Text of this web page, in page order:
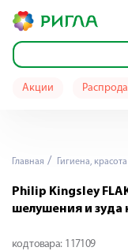
Акции
Главная Гигиена,
Philip Kingsley
шелушения и зуда
код товара: 117109